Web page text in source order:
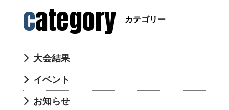
category カテゴリー
大会結果
イベント
お知らせ